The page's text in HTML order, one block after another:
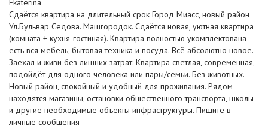
Сдаётся квартира на длительный срок Город Миасс, новый район
Ул.Бульвар Седова. Машгородок. Сдаётся новая, уютная квартира
(комната + кухня-гостиная). Квартира полностью укомплектована —
есть вся мебель, бытовая техника и посуда. Всё абсолютно новое.
Заехал и живи без лишних затрат. Квартира светлая, современная,
подойдёт для одного человека или пары/семьи. Без животных.
Новый район, спокойный и удобный для проживания. Рядом
находятся магазины, остановки общественного транспорта, школы
и другие необходимые объекты инфраструктуры. Пишите в
личные сообщения